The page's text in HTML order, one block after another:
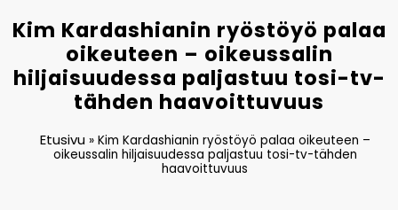
Kim Kardashianin ryöstöyö palaa
oikeuteen – oikeussalin
hiljaisuudessa paljastuu tosi-tv-
tähden haavoittuvuus
Etusivu» Kim Kardashianin ryöstöyö palaa oikeuteen –
oikeussalin hiljaisuudessa paljastuu tosi-tv-tähden
haavoittuvuus